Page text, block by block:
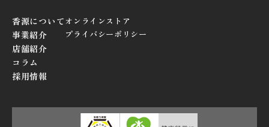
香源について
事業紹介
店舗紹介
コラム
採用情報
オンラインストア
プライバシーポリシー